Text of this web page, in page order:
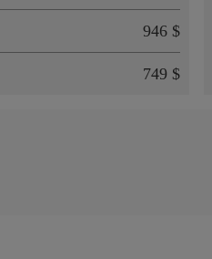
946 $
749 $